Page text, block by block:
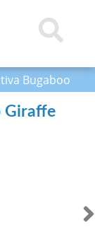
Bugaboo
Giraffe